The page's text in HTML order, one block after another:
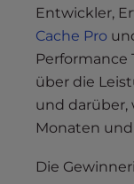
Entwickler,
Cache Pro
Performance
über die
und darüber,
Monaten
Die